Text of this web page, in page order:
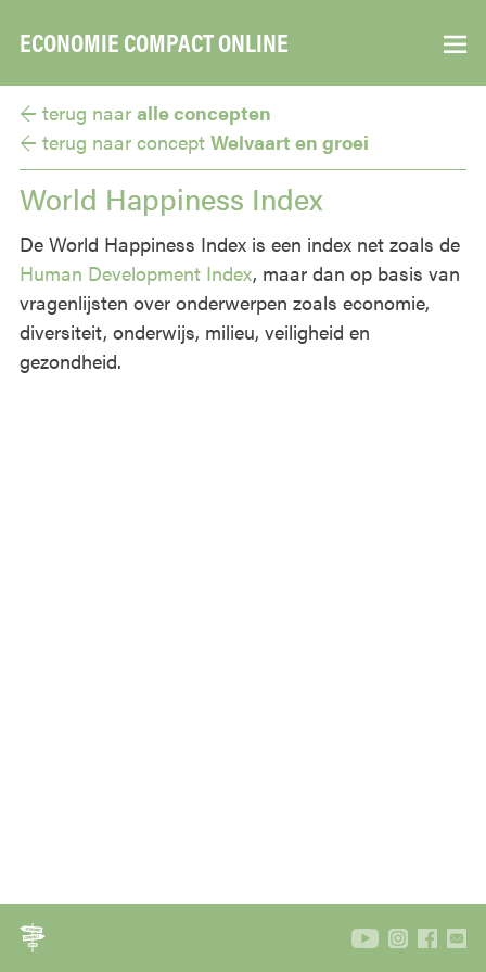
ECONOMIE COMPACT ONLINE ▼
← terug naar alle concepten
← terug naar concept Welvaart en groei
World Happiness Index
De World Happiness Index is een index net zoals de
Human Development Index, maar dan op basis van
vragenlijsten over onderwerpen zoals economie,
diversiteit, onderwijs, milieu, veiligheid en
gezondheid.